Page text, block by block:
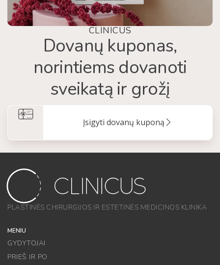
CLINICUS
Dovanų kuponas,
norintiems dovanoti
sveikatą ir grožį
Įsigyti dovanų kuponą
PLASTINĖS CHIRURGIJOS IR ESTETINĖS MEDICINOS KLINIKA
MENIU
GYDYTOJAI
PRIEŠ IR PO